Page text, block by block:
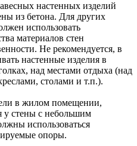
настенных изделий
из бетона. Для других
использовать
материалов стен
Не рекомендуется, в
настенные изделия в
над местами отдыха (над
столами и т.п.).
в жилом помещении,
у стены с небольшим
использоваться
опоры.